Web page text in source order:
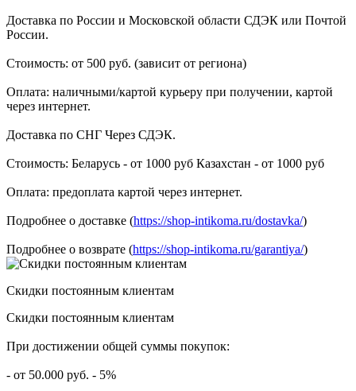
Доставка по России и Московской области СДЭК или Почтой
России.
Стоимость: от 500 руб. (зависит от региона)
Оплата: наличными/картой курьеру при получении, картой
через интернет.
Доставка по СНГ Через СДЭК.
Стоимость: Беларусь - от 1000 руб Казахстан - от 1000 руб
Оплата: предоплата картой через интернет.
Подробнее о доставке (https://shop-intikoma.ru/dostavka/)
Подробнее о возврате (https://shop-intikoma.ru/garantiya/)
Скидки постоянным клиентам
Скидки постоянным клиентам
При достижении общей суммы покупок:
- от 50.000 руб. - 5%